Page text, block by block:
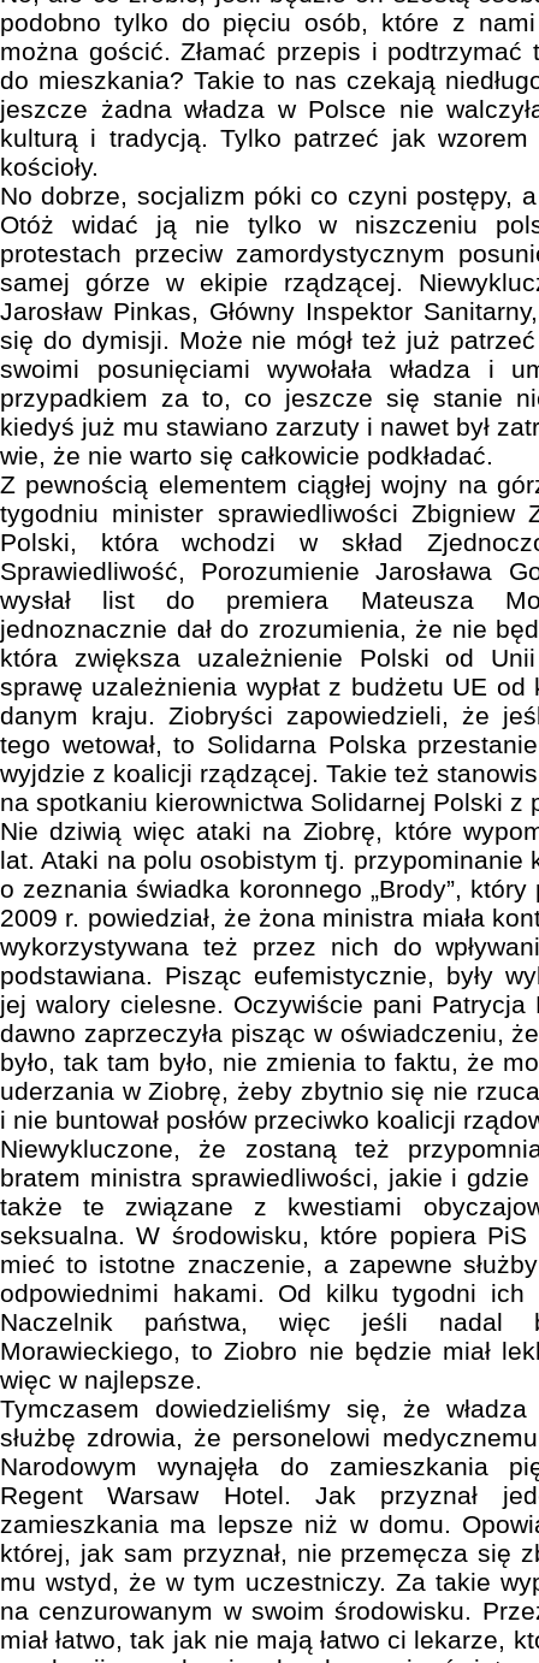
podobno tylko do pięciu osób, które z
można gościć. Złamać przepis i
do mieszkania? Takie to nas czekają
jeszcze żadna władza w Polsce nie
kulturą i tradycją. Tylko patrzeć jak
kościoły.
No dobrze, socjalizm póki co czyni postępy,
Otóż widać ją nie tylko w niszczeniu
protestach przeciw zamordystycznym
samej górze w ekipie rządzącej.
Jarosław Pinkas, Główny Inspektor
się do dymisji. Może nie mógł też już
swoimi posunięciami wywołała władza i
przypadkiem za to, co jeszcze się stanie
kiedyś już mu stawiano zarzuty i nawet był
wie, że nie warto się całkowicie podkładać.
Z pewnością elementem ciągłej wojny na
tygodniu minister sprawiedliwości Zbigniew
Polski, która wchodzi w skład
Sprawiedliwość, Porozumienie Jarosława
wysłał list do premiera Mateusza
jednoznacznie dał do zrozumienia, że nie
która zwiększa uzależnienie Polski od
sprawę uzależnienia wypłat z budżetu UE
danym kraju. Ziobryści zapowiedzieli, że
tego wetował, to Solidarna Polska
wyjdzie z koalicji rządzącej. Takie też
na spotkaniu kierownictwa Solidarnej Polski z
Nie dziwią więc ataki na Ziobrę, które
lat. Ataki na polu osobistym tj. przypominanie
o zeznania świadka koronnego „Brody”, który
2009 r. powiedział, że żona ministra miała
wykorzystywana też przez nich do
podstawiana. Pisząc eufemistycznie, były
jej walory cielesne. Oczywiście pani Patrycja
dawno zaprzeczyła pisząc w oświadczeniu,
było, tak tam było, nie zmienia to faktu, że
uderzania w Ziobrę, żeby zbytnio się nie
i nie buntował posłów przeciwko koalicji
Niewykluczone, że zostaną też
bratem ministra sprawiedliwości, jakie i gdzie
także te związane z kwestiami
seksualna. W środowisku, które popiera
mieć to istotne znaczenie, a zapewne
odpowiednimi hakami. Od kilku tygodni ich
Naczelnik państwa, więc jeśli nadal
Morawieckiego, to Ziobro nie będzie miał
więc w najlepsze.
Tymczasem dowiedzieliśmy się, że
służbę zdrowia, że personelowi
Narodowym wynajęła do zamieszkania
Regent Warsaw Hotel. Jak przyznał
zamieszkania ma lepsze niż w domu.
której, jak sam przyznał, nie przemęcza się
mu wstyd, że w tym uczestniczy. Za takie
na cenzurowanym w swoim środowisku.
miał łatwo, tak jak nie mają łatwo ci lekarze,